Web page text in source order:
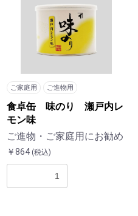
ご家庭用 ご進物用
食卓缶 味のり 瀬戸内レ
モン味
ご進物・ご家庭用にお勧め
￥864 (税込)
カートへ進む